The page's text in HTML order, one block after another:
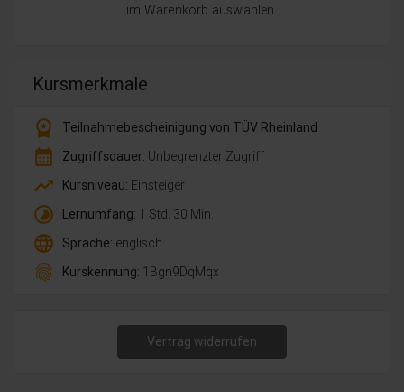
im Warenkorb auswählen.
Kursmerkmale
workspace_premium
Teilnahmebescheinigung von TÜV Rheinland
calendar_month Zugriffsdauer: Unbegrenzter Zugriff
trending_up Kursniveau: Einsteiger
timelapse Lernumfang: 1 Std. 30 Min.
language Sprache: englisch
fingerprint Kurskennung: 1Bgn9DqMqx
Vertrag widerrufen